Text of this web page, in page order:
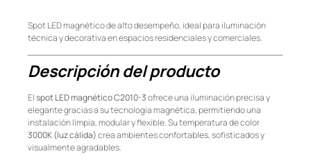
Spot LED magnético de alto desempeño, ideal para iluminación
técnica y decorativa en espacios residenciales y comerciales.
Descripción del producto
Elspot LED magnético C2010-3ofrece una iluminación precisa y
elegante gracias a su tecnología magnética, permitiendo una
instalación limpia, modular y flexible. Su temperatura de color
3000K (luz cálida)crea ambientes confortables, sofisticados y
visualmente agradables.